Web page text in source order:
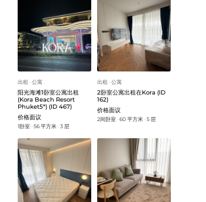
出租 ᐧ公寓
阳光海滩1卧室公寓出租
(Kora Beach Resort
Phuket5*) (ID 467)
价格面议
1卧室 ᐧ56 平方米 ᐧ3 层
出租 ᐧ公寓
2卧室公寓出租在Kora (ID
162)
价格面议
2间卧室 ᐧ60 平方米 ᐧ5 层